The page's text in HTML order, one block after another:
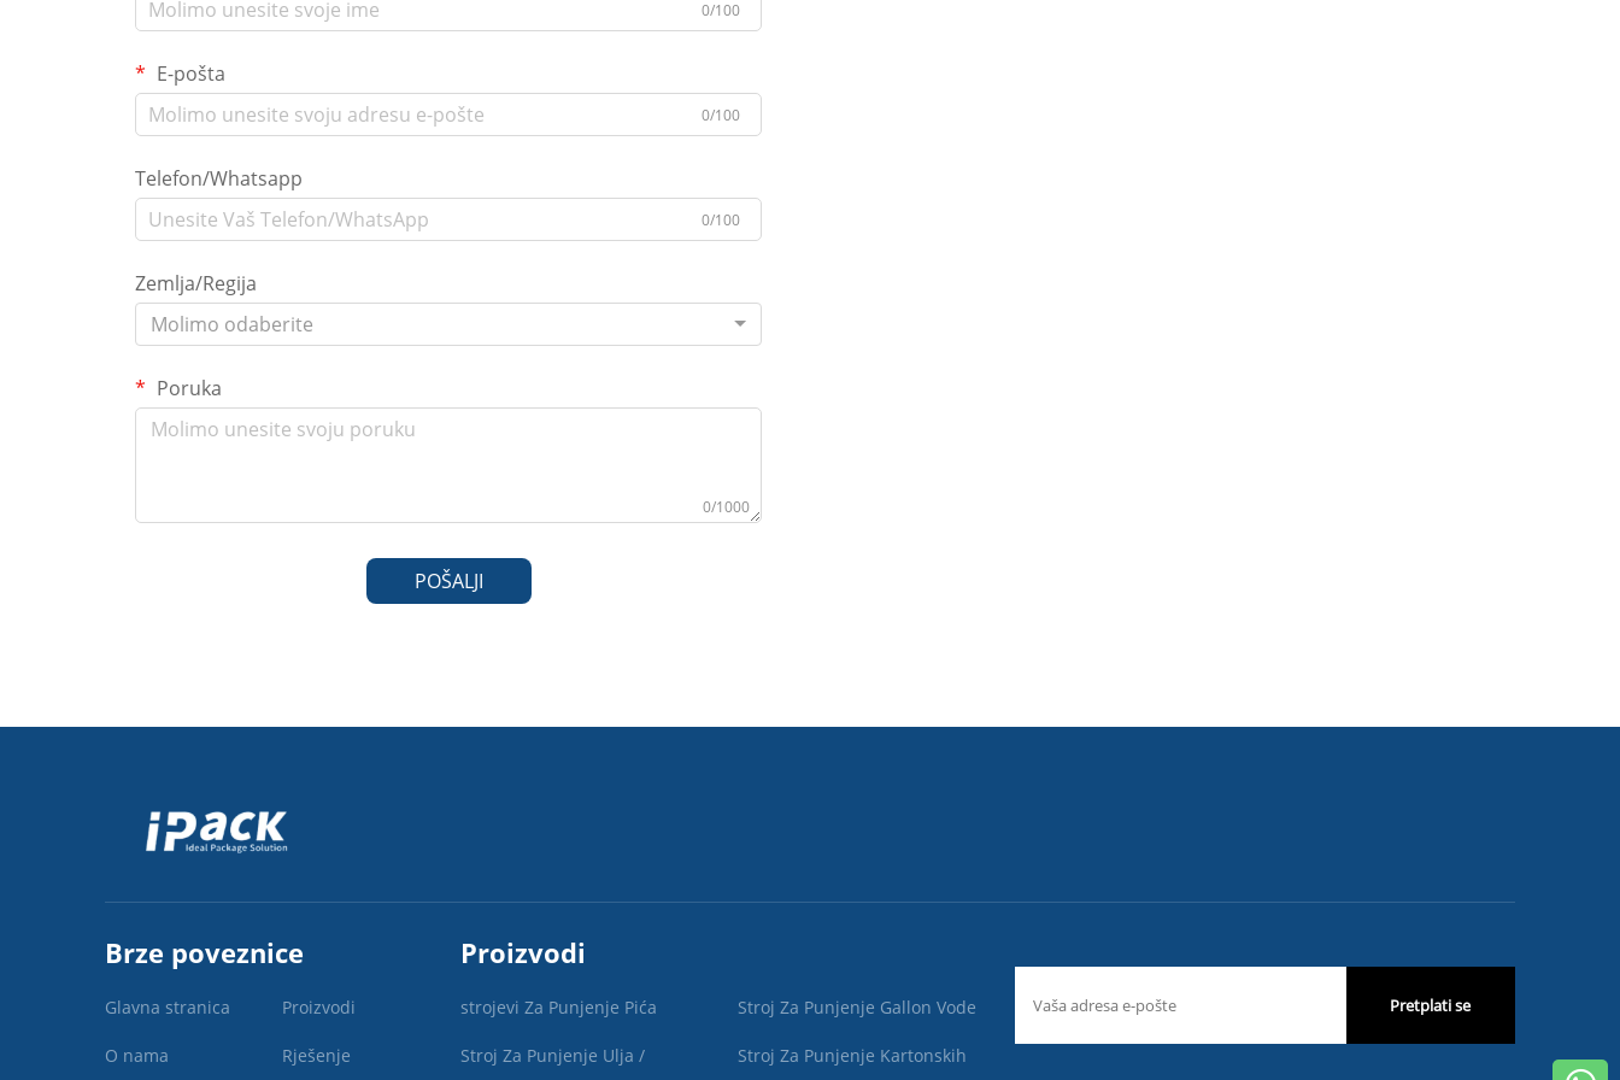
0/100
E-pošta
0/100
Telefon/Whatsapp
0/100
Zemlja/Regija
Molimo odaberite
Poruka
0/1000
POŠALJI
Brze poveznice
Glavna stranica Proizvodi
O nama Rješenje
Proizvodi
strojevi Za Punjenje Pića Stroj Za Punjenje Gallon Vode
Stroj Za Punjenje Ulja / Stroj Za Punjenje Kartonskih
Pretplati se